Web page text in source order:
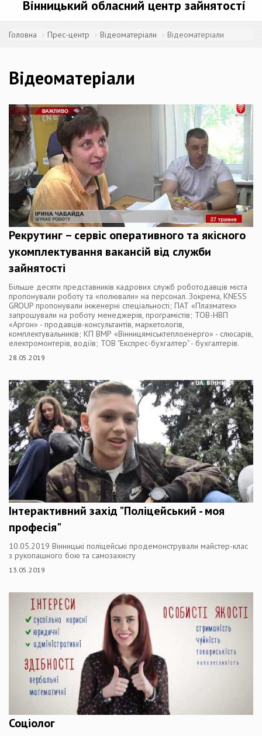
Вінницький обласний центр зайнятості
Головна Прес-центр Відеоматеріали Відеоматеріали
Відеоматеріали
Рекрутинг – сервіс оперативного та якісного
укомплектування вакансій від служби
зайнятості
Більше десяти представників кадрових служб роботодавців міста
пропонували роботу та «полювали» на персонал. Зокрема, KNESS
GROUP пропонували інженерні спеціальності; ПАТ «Плазматек»
запрошували на роботу менеджерів, програмістів; ТОВ-НВП
«Аргон» - продавців-консультантів, маркетологів,
комплектувальників; КП ВМР «Вінницяміськтеплоенерго» - слюсарів,
електромонтерів, водіїв; ТОВ "Експрес-бухгалтер" - бухгалтерів.
28.05.2019
Інтерактивний захід "Поліцейський - моя
професія"
10.05.2019 Вінницькі поліцейські продемонстрували майстер-клас
з рукопашного бою та самозахисту
13.05.2019
Соціолог